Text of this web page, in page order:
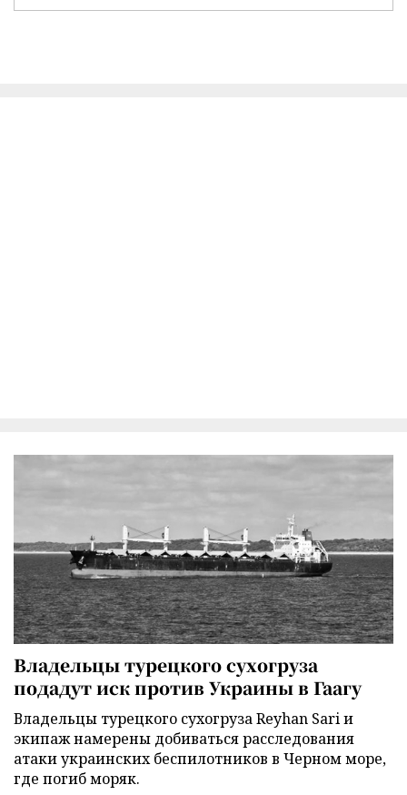
Владельцы турецкого сухогруза
подадут иск против Украины в Гаагу
Владельцы турецкого сухогруза Reyhan Sari и
экипаж намерены добиваться расследования
атаки украинских беспилотников в Черном море,
где погиб моряк.